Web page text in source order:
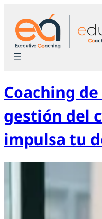
contenido
Coaching
gestión del
impulsa tu